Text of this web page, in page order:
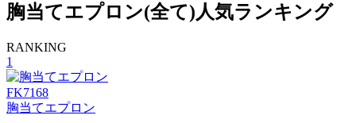
胸当てエプロン(全て)人気ランキング
RANKING
1
FK7168
胸当てエプロン